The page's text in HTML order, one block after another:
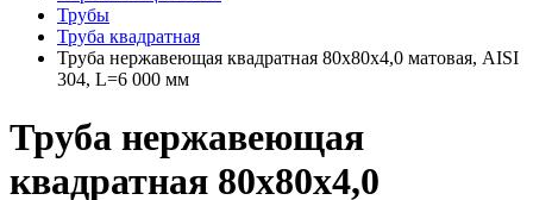
Трубы
Труба квадратная
Труба нержавеющая квадратная 80х80х4,0 матовая, AISI
304, L=6 000 мм
Труба нержавеющая
квадратная 80х80х4,0